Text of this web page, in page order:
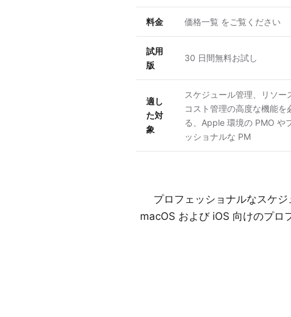
料金 価格一覧 をご覧ください
試用
版
30 日間無料お試し
適し
た対
象
スケジュール管理、リソー
コスト管理の高度な機能を
る、Apple 環境の PMO や
ッショナルな PM
プロフェッショナルなスケ
macOS および iOS 向けのプロ